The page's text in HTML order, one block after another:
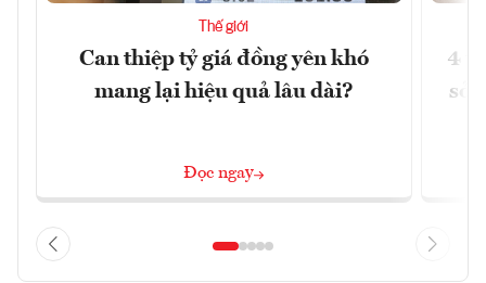
Thế giới
Can thiệp tỷ giá đồng yên khó
mang lại hiệu quả lâu dài?
Đọc ngay
4
sở